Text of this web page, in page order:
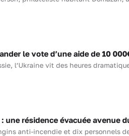
le vote d’une aide de 10
l’Ukraine vit des heures
: une résidence évacuée avenue
anti-incendie et dix personnels